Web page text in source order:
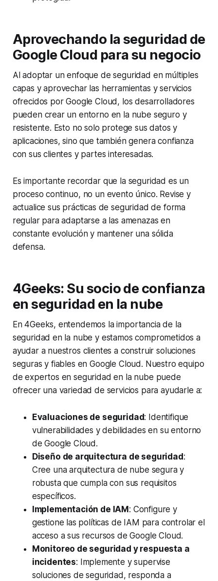
Aprovechando la seguridad de
Google Cloud para su negocio
Al adoptar un enfoque de seguridad en múltiples
capas y aprovechar las herramientas y servicios
ofrecidos por Google Cloud, los desarrolladores
pueden crear un entorno en la nube seguro y
resistente. Esto no solo protege sus datos y
aplicaciones, sino que también genera confianza
con sus clientes y partes interesadas.
Es importante recordar que la seguridad es un
proceso continuo, no un evento único. Revise y
actualice sus prácticas de seguridad de forma
regular para adaptarse a las amenazas en
constante evolución y mantener una sólida
defensa.
4Geeks: Su socio de confianza
en seguridad en la nube
En 4Geeks, entendemos la importancia de la
seguridad en la nube y estamos comprometidos a
ayudar a nuestros clientes a construir soluciones
seguras y fiables en Google Cloud. Nuestro equipo
de expertos en seguridad en la nube puede
ofrecer una variedad de servicios para ayudarle a:
Evaluaciones de seguridad: Identifique
vulnerabilidades y debilidades en su entorno
de Google Cloud.
Diseño de arquitectura de seguridad :
Cree una arquitectura de nube segura y
robusta que cumpla con sus requisitos
específicos.
Implementación de IAM : Configure y
gestione las políticas de IAM para controlar el
acceso a sus recursos de Google Cloud.
Monitoreo de seguridad y respuesta a
incidentes: Implemente y supervise
soluciones de seguridad, responda a